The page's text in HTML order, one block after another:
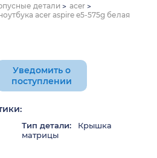
детали
acer
acer aspire e5-575g белая
Уведомить о
поступлении
Тип детали:
Крышка
матрицы